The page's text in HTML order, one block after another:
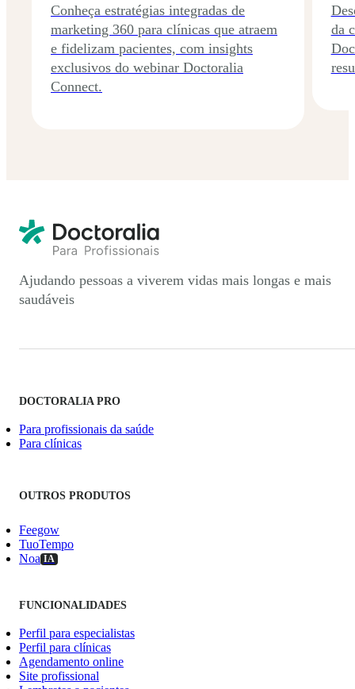
Conheça estratégias integradas de
marketing 360 para clínicas que atraem
e fidelizam pacientes, com insights
exclusivos do webinar Doctoralia
Connect.
da
Ajudando pessoas a viverem vidas mais longas e mais
saudáveis
DOCTORALIA PRO
Para profissionais da saúde
Para clínicas
OUTROS PRODUTOS
Feegow
TuoTempo
Noa IA
FUNCIONALIDADES
Perfil para especialistas
Perfil para clínicas
Agendamento online
Site profissional